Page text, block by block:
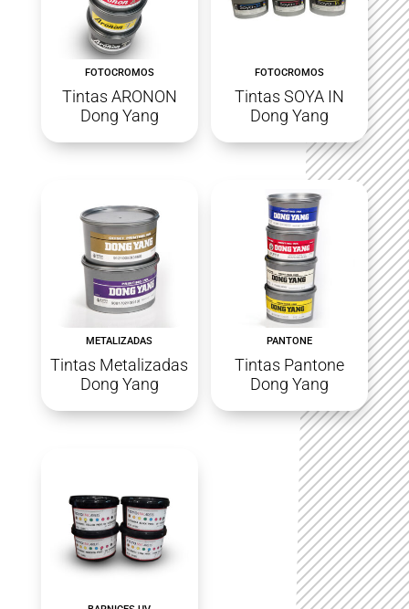
FOTOCROMOS
Tintas ARONON
Dong Yang
FOTOCROMOS
Tintas SOYA IN
Dong Yang
METALIZADAS
Tintas Metalizadas
Dong Yang
PANTONE
Tintas Pantone
Dong Yang